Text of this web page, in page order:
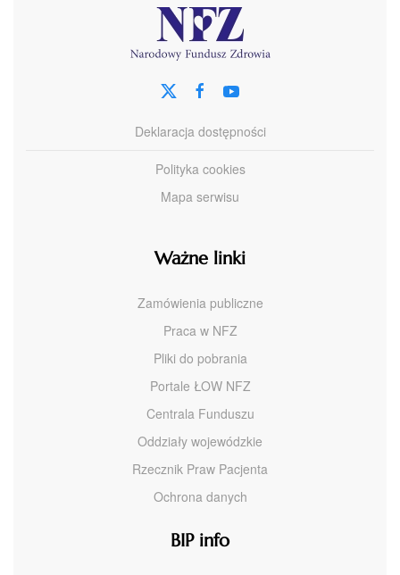
Deklaracja dostępności
Polityka cookies
Mapa serwisu
Ważne linki
Zamówienia publiczne
Praca w NFZ
Pliki do pobrania
Portale ŁOW NFZ
Centrala Funduszu
Oddziały wojewódzkie
Rzecznik Praw Pacjenta
Ochrona danych
BIP info